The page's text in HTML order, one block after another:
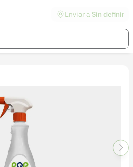
Enviar a Sin definir